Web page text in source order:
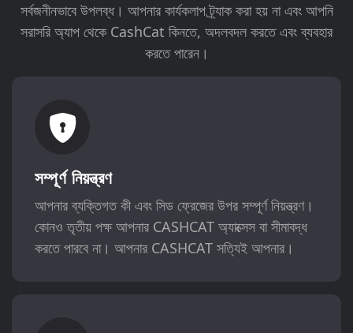
সর্বজনীনভাবে উপলব্ধ। আপনার কার্যকলাপ ট্র্যাক করা হয় না এবং আপনি
সরাসরি অ্যাপ থেকে CashCat কিনতে, অদলবদল করতে এবং ব্যবহার
করতে পারেন।
সম্পূর্ণ নিয়ন্ত্রণ
আপনার ব্যক্তিগত কী এবং সিড ফ্রেজের উপর সম্পূর্ণ নিয়ন্ত্রণ।
কোনও তৃতীয় পক্ষ আপনার CASHCAT অ্যাক্সেস বা সীমাবদ্ধ
করতে পারবে না। আপনার CASHCAT সত্যিই আপনার।